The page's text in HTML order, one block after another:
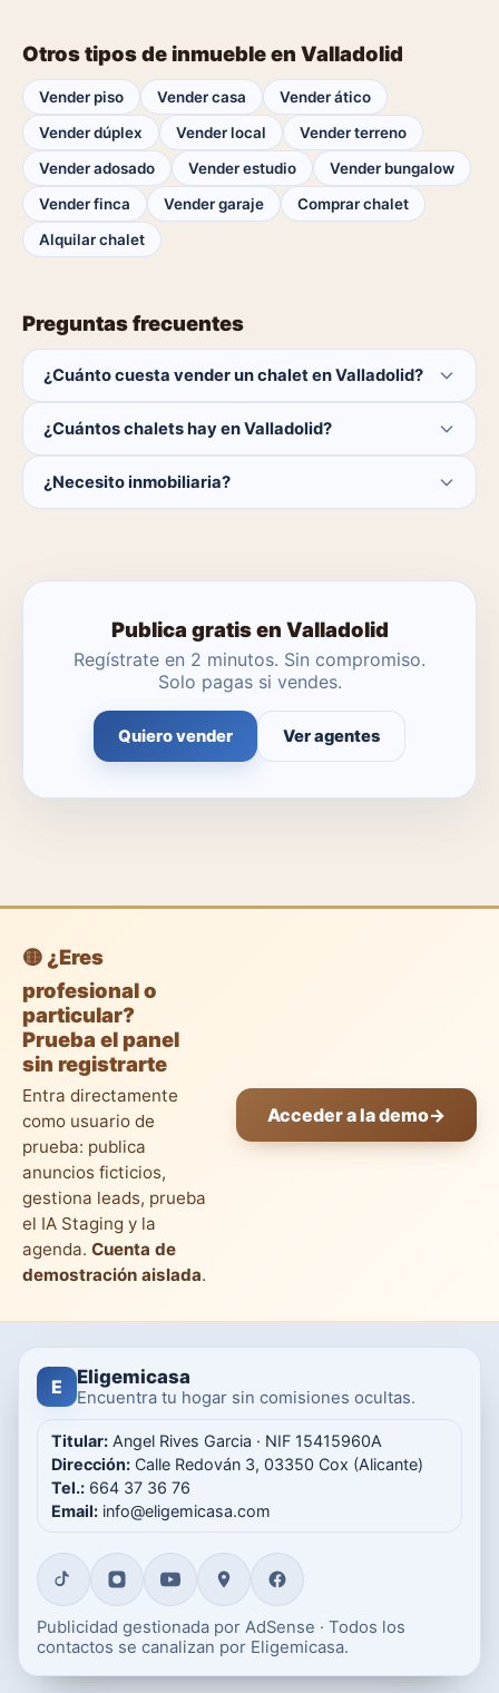
Otros tipos de inmueble en Valladolid
Vender piso Vender casa
Vender ático
Vender dúplex
Vender local
Vender terreno
Vender adosado
Vender estudio
Vender bungalow
Vender finca
Vender garaje
Comprar chalet
Alquilar chalet
Preguntas frecuentes
¿Cuánto cuesta vender un chalet en Valladolid?
cierra la venta.
¿Cuántos chalets hay en Valladolid?
catálogo se actualiza a diario.
¿Necesito inmobiliaria?
Publica gratis en Valladolid
Regístrate en 2 minutos. Sin compromiso.
Solo pagas si vendes.
Quiero vender Ver agentes
🟡 ¿Eres
profesional o
particular?
Prueba el panel
sin registrarte
Entra directamente
como usuario de
prueba: publica
anuncios ficticios,
gestiona leads, prueba
el IA Staging y la
agenda. Cuenta de
demostración aislada.
Acceder a la demo→
E Eligemicasa
Encuentra tu hogar sin comisiones ocultas.
Titular: Angel Rives Garcia · NIF 15415960A
Dirección: Calle Redován 3, 03350 Cox (Alicante)
Tel.: 664 37 36 76
Email: info@eligemicasa.com
Publicidad gestionada por AdSense · Todos los
contactos se canalizan por Eligemicasa.